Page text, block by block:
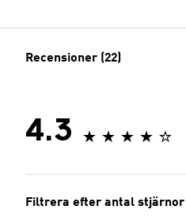
Recensioner (22)
4.3
Filtrera efter antal stjärnor